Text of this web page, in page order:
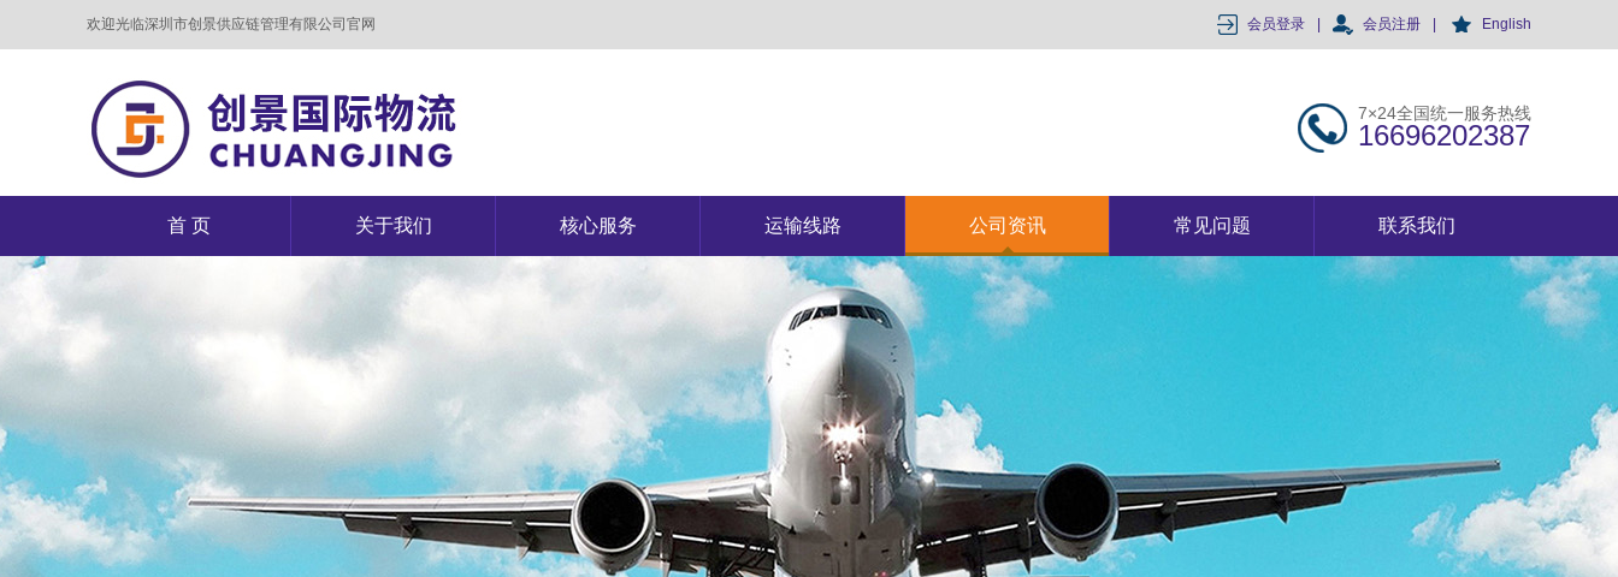
欢迎光临深圳市创景供应链管理有限公司官网 会员登录 会员注册 English
7×24全国统一服务热线
16696202387
首 页 关于我们 核心服务 运输线路 公司资讯 常见问题 联系我们